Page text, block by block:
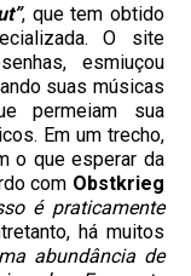
, que tem obtido
O site
esmiuçou
suas músicas
permeiam sua
Em um trecho,
o que esperar da
com Obstkrieg
é praticamente
há muitos
abundância de